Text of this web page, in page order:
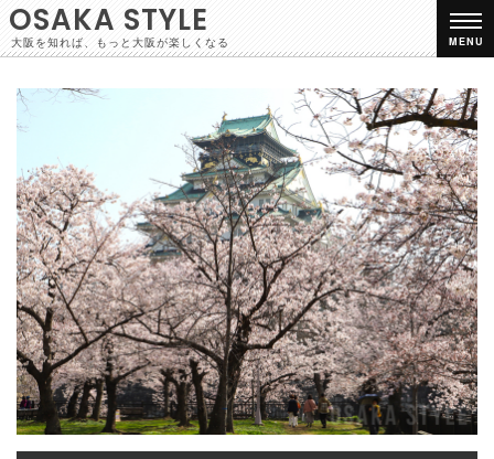
OSAKA STYLE
大阪を知れば、もっと大阪が楽しくなる MENU